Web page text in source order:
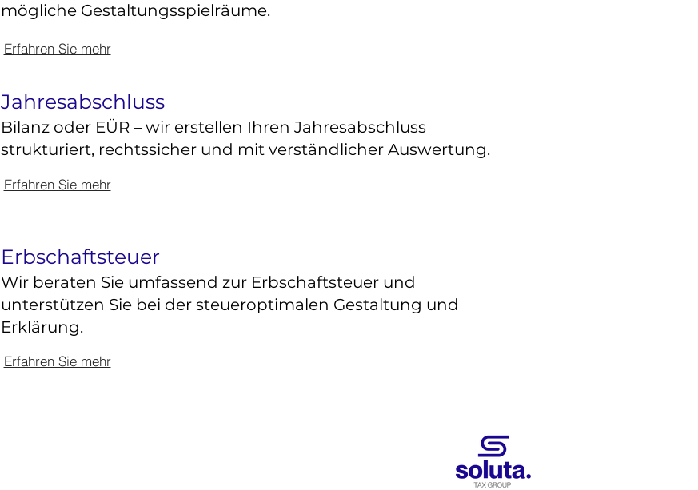
mögliche Gestaltungsspielräume.
Jahresabschluss
Bilanz oder EÜR – wir erstellen Ihren Jahresabschluss
strukturiert, rechtssicher und mit verständlicher Auswertung.
Erfahren Sie mehr
Erfahren Sie mehr
Erbschaftsteuer
Wir beraten Sie umfassend zur Erbschaftsteuer und
unterstützen Sie bei der steueroptimalen Gestaltung und
Erklärung.
Erfahren Sie mehr